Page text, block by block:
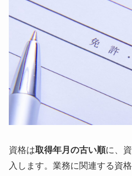
資格は取得年月の古い順に、
入します。業務に関連する資